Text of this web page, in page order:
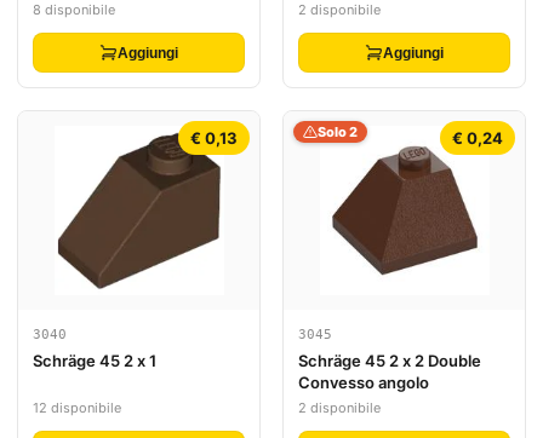
8 disponibile
Aggiungi
2 disponibile
Aggiungi
€ 0,13
3040
Schräge 45 2 x 1
12 disponibile
€ 0,24
Solo 2
3045
Schräge 45 2 x 2 Double
Convesso angolo
2 disponibile